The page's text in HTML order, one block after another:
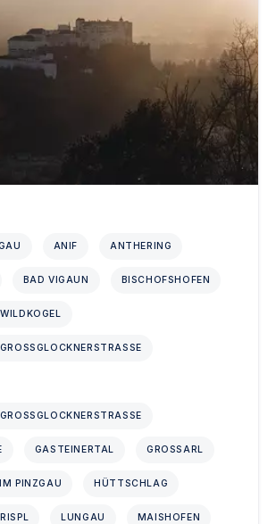
ANIF ANTHERING
BAD VIGAUN BISCHOFSHOFEN
GASTEINERTAL GROSSARL
PINZGAU HÜTTSCHLAG
LUNGAU MAISHOFEN